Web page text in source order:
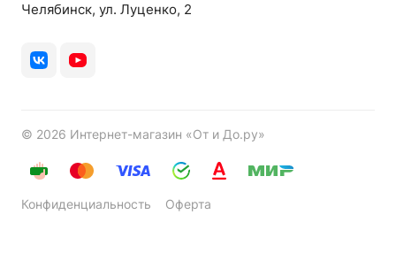
Челябинск, ул. Луценко, 2
© 2026 Интернет-магазин «От и До.ру»
Конфиденциальность Оферта